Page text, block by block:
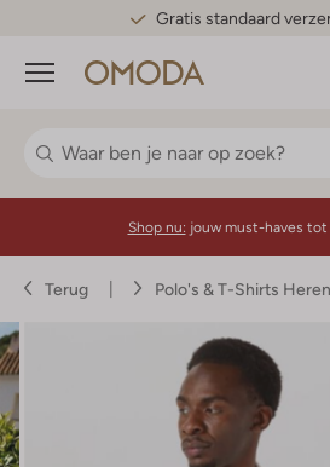
Gratis standaard
Menu
Shop nu: jouw must-haves tot
Terug Polo's & T-Shirts Heren